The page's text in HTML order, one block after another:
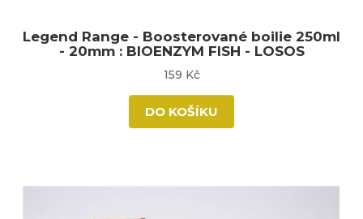
Legend Range - Boosterované boilie 250ml
- 20mm : BIOENZYM FISH - LOSOS
159 Kč
DO KOŠÍKU